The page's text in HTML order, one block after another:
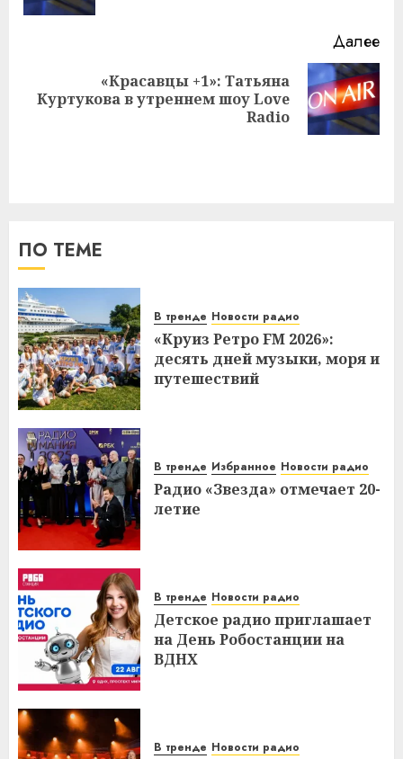
Далее
Следующая
«Красавцы +1»: Татьяна
Куртукова в утреннем шоу Love
Radio
ПО ТЕМЕ
В тренде Новости радио
«Круиз Ретро FM 2026»:
десять дней музыки, моря и
путешествий
В тренде Избранное Новости радио
Радио «Звезда» отмечает 20-
летие
В тренде Новости радио
Детское радио приглашает
на День Робостанции на
ВДНХ
В тренде Новости радио